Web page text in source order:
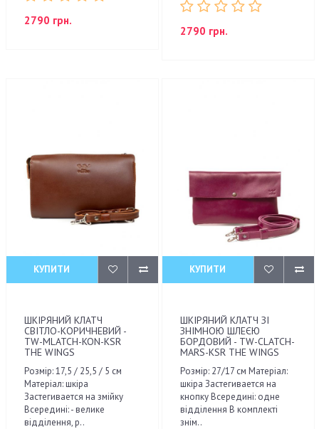
2790 грн.
2790 грн.
КУПИТИ
ШКІРЯНИЙ КЛАТЧ
СВІТЛО-КОРИЧНЕВИЙ -
TW-MLATCH-KON-KSR
THE WINGS
Розмір: 17,5 / 25,5 / 5 см
Матеріал: шкіра
Застегивается на змійку
Всередині: - велике
відділення, р..
КУПИТИ
ШКІРЯНИЙ КЛАТЧ ЗІ
ЗНІМНОЮ ШЛЕЄЮ
БОРДОВИЙ - TW-CLATCH-
MARS-KSR THE WINGS
Розмір: 27/17 см Матеріал:
шкіра Застегивается на
кнопку Всередині: одне
відділення В комплекті
знім..